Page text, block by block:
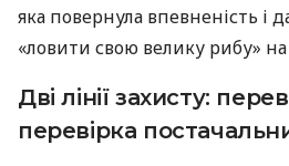
яка повернула впевненість і
«ловити свою велику рибу»
Дві лінії захисту:
перевірка